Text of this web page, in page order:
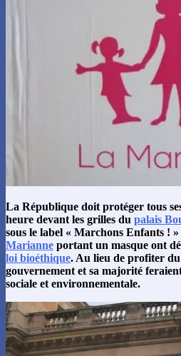
La République doit protéger tous
heure devant les grilles du palais
sous le label « Marchons Enfants !
Marianne portant un masque ont
loi bioéthique. Au lieu de profiter
gouvernement et sa majorité
sociale et environnementale.